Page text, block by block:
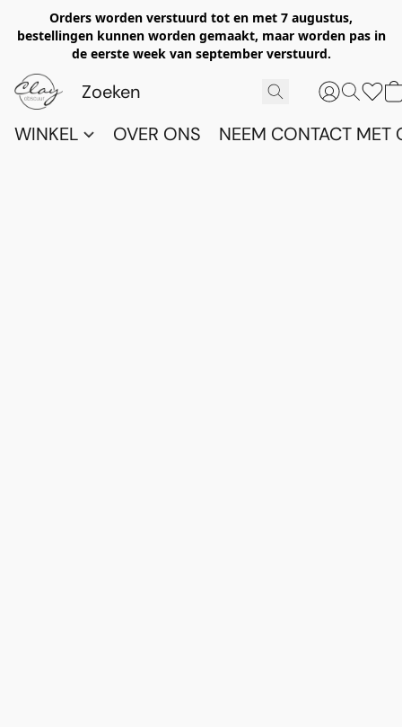
Orders worden verstuurd tot en met 7 augustus,
bestellingen kunnen worden gemaakt, maar worden pas in
de eerste week van september verstuurd.
WINKEL OVER ONS NEEM CONTACT MET